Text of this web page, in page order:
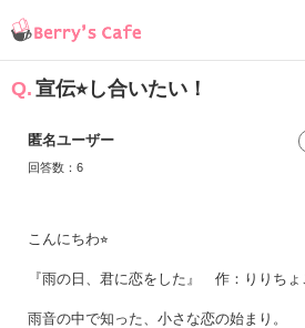
Q. 宣伝⭐︎し合いたい！
匿名ユーザー
回答数：6
こんにちわ⭐︎
『雨の日、君に恋をした』　作：りりちょ
雨音の中で知った、小さな恋の始まり。